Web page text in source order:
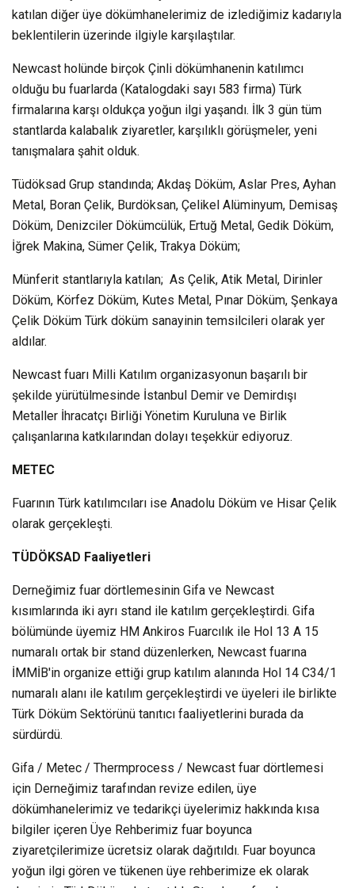
katılan diğer üye dökümhanelerimiz de izlediğimiz kadarıyla
beklentilerin üzerinde ilgiyle karşılaştılar.
Newcast holünde birçok Çinli dökümhanenin katılımcı
olduğu bu fuarlarda (Katalogdaki sayı 583 firma) Türk
firmalarına karşı oldukça yoğun ilgi yaşandı. İlk 3 gün tüm
stantlarda kalabalık ziyaretler, karşılıklı görüşmeler, yeni
tanışmalara şahit olduk.
Tüdöksad Grup standında; Akdaş Döküm, Aslar Pres, Ayhan
Metal, Boran Çelik, Burdöksan, Çelikel Alüminyum, Demisaş
Döküm, Denizciler Dökümcülük, Ertuğ Metal, Gedik Döküm,
İğrek Makina, Sümer Çelik, Trakya Döküm;
Münferit stantlarıyla katılan; As Çelik, Atik Metal, Dirinler
Döküm, Körfez Döküm, Kutes Metal, Pınar Döküm, Şenkaya
Çelik Döküm Türk döküm sanayinin temsilcileri olarak yer
aldılar.
Newcast fuarı Milli Katılım organizasyonun başarılı bir
şekilde yürütülmesinde İstanbul Demir ve Demirdışı
Metaller İhracatçı Birliği Yönetim Kuruluna ve Birlik
çalışanlarına katkılarından dolayı teşekkür ediyoruz.
METEC
Fuarının Türk katılımcıları ise Anadolu Döküm ve Hisar Çelik
olarak gerçekleşti.
TÜDÖKSAD Faaliyetleri
Derneğimiz fuar dörtlemesinin Gifa ve Newcast
kısımlarında iki ayrı stand ile katılım gerçekleştirdi. Gifa
bölümünde üyemiz HM Ankiros Fuarcılık ile Hol 13 A 15
numaralı ortak bir stand düzenlerken, Newcast fuarına
İMMİB'in organize ettiği grup katılım alanında Hol 14 C34/1
numaralı alanı ile katılım gerçekleştirdi ve üyeleri ile birlikte
Türk Döküm Sektörünü tanıtıcı faaliyetlerini burada da
sürdürdü.
Gifa / Metec / Thermprocess / Newcast fuar dörtlemesi
için Derneğimiz tarafından revize edilen, üye
dökümhanelerimiz ve tedarikçi üyelerimiz hakkında kısa
bilgiler içeren Üye Rehberimiz fuar boyunca
ziyaretçilerimize ücretsiz olarak dağıtıldı. Fuar boyunca
yoğun ilgi gören ve tükenen üye rehberimize ek olarak